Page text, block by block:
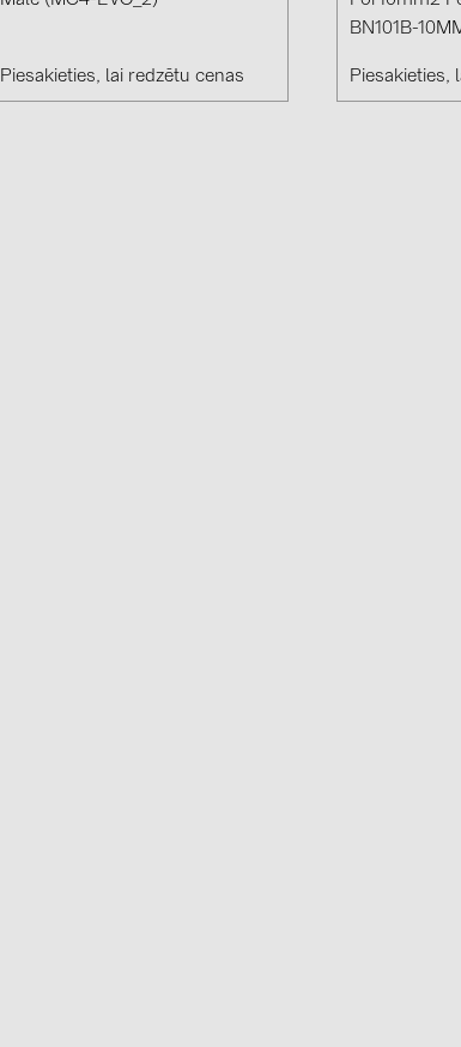
Piesakieties, lai redzētu cenas
BN101B-
Piesakieties,